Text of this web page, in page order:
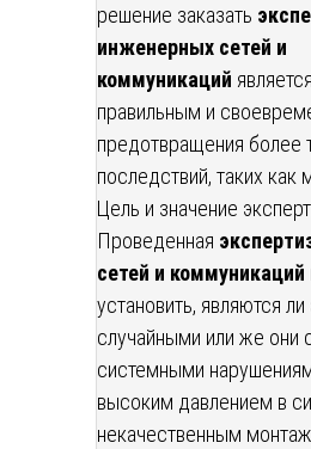
решение заказать
инженерных сетей и
коммуникаций
правильным и
предотвращения более
последствий, таких как
Цель и значение
Проведенная
сетей и коммуникаций
установить, являются
случайными или же они
системными
высоким давлением в
некачественным